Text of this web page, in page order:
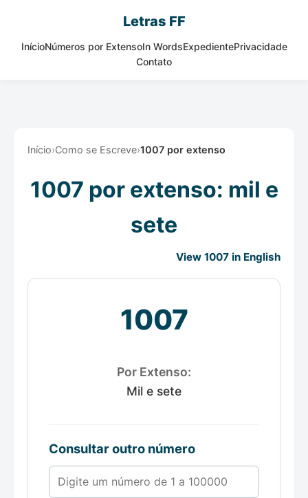
Letras FF
InícioNúmeros por ExtensoIn WordsExpedientePrivacidade
Contato
Início›Como se Escreve›1007 por extenso
1007 por extenso: mil e
sete
View 1007 in English
1007
Por Extenso:
Mil e sete
Consultar outro número
Número de 1 a 100000